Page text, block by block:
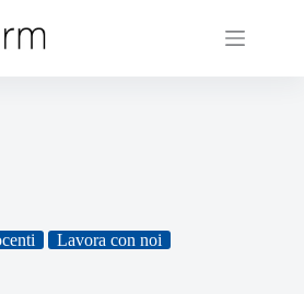
Lavora con noi